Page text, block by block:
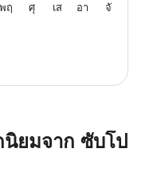
พฤ ศุ เส อา จั
นิยมจาก ซับโป